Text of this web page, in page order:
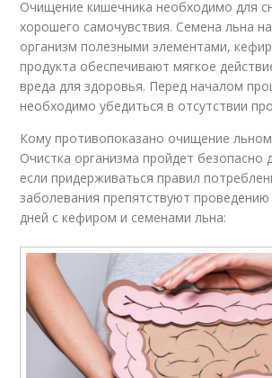
Очищение кишечника необходимо для
хорошего самочувствия. Семена льна
организм полезными элементами,
продукта обеспечивают мягкое
вреда для здоровья. Перед началом
необходимо убедиться в отсутствии
Кому противопоказано очищение
Очистка организма пройдет безопасно
если придерживаться правил
заболевания препятствуют проведению
дней с кефиром и семенами льна: